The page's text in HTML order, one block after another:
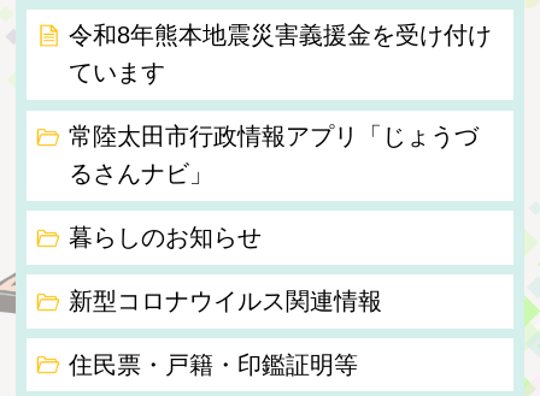
令和8年熊本地震災害義援金を受け付け
ています
常陸太田市行政情報アプリ「じょうづ
るさんナビ」
暮らしのお知らせ
新型コロナウイルス関連情報
住民票・戸籍・印鑑証明等